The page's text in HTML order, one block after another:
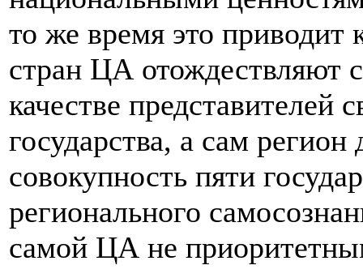
то же время это приводит
стран ЦА отождествляют
качестве представителей
государства, а сам
совокупность пяти
регионального
самой ЦА не